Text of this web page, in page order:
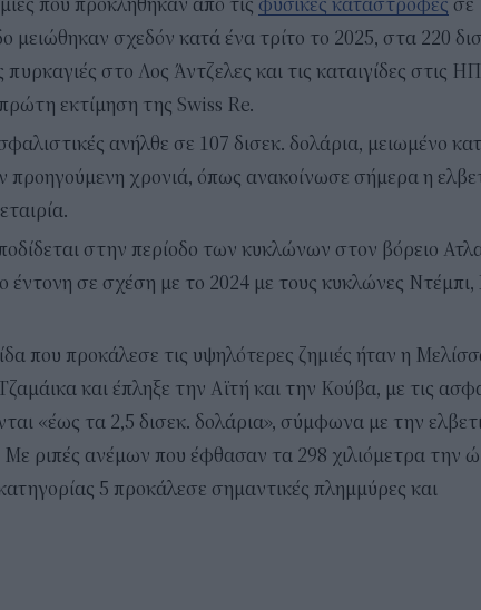
που προκλήθηκαν από τις φυσικές καταστροφές σε
μειώθηκαν σχεδόν κατά ένα τρίτο το 2025, στα 220
πυρκαγιές στο Λος Άντζελες και τις καταιγίδες στις
εκτίμηση της Swiss Re.
ανήλθε σε 107 δισεκ. δολάρια, μειωμένο
προηγούμενη χρονιά, όπως ανακοίνωσε σήμερα η
στην περίοδο των κυκλώνων στον βόρειο
έντονη σε σχέση με το 2024 με τους κυκλώνες Ντέμπι,
που προκάλεσε τις υψηλότερες ζημιές ήταν η
και έπληξε την Αϊτή και την Κούβα, με τις
«έως τα 2,5 δισεκ. δολάρια», σύμφωνα με την
ριπές ανέμων που έφθασαν τα 298 χιλιόμετρα την
5 προκάλεσε σημαντικές πλημμύρες και